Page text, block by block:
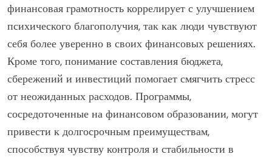
финансовая грамотность коррелирует с улучшением
психического благополучия, так как люди чувствуют
себя более уверенно в своих финансовых решениях.
Кроме того, понимание составления бюджета,
сбережений и инвестиций помогает смягчить стресс
от неожиданных расходов. Программы,
сосредоточенные на финансовом образовании, могут
привести к долгосрочным преимуществам,
способствуя чувству контроля и стабильности в